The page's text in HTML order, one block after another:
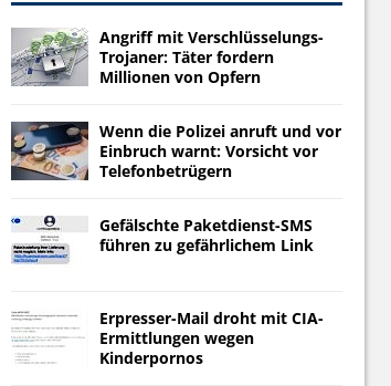
Angriff mit Verschlüsselungs-
Trojaner: Täter fordern
Millionen von Opfern
Wenn die Polizei anruft und vor
Einbruch warnt: Vorsicht vor
Telefonbetrügern
Gefälschte Paketdienst-SMS
führen zu gefährlichem Link
Erpresser-Mail droht mit CIA-
Ermittlungen wegen
Kinderpornos